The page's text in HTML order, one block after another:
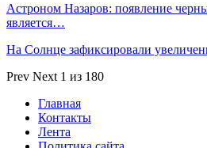
Астроном Назаров: появление
является…
На Солнце зафиксировали
Prev Next 1 из 180
Главная
Контакты
Лента